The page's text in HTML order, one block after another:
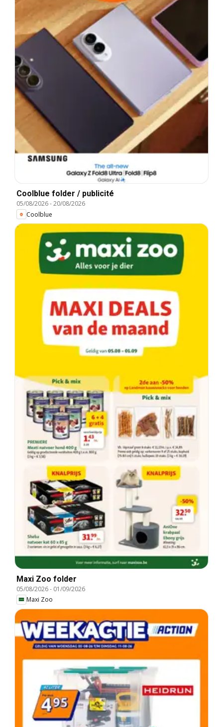
Coolblue folder / publicité
05/08/2026-20/08/2026
Coolblue
Maxi Zoo folder
05/08/2026- 01/09/2026
Maxi Zoo